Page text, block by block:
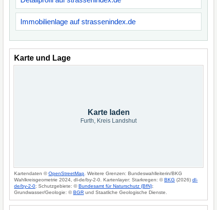
Immobilienlage auf strassenindex.de
Karte und Lage
Karte laden
Furth, Kreis Landshut
Kartendaten ©OpenStreetMap . Weitere Grenzen: Bundeswahlleiterin/BKG
Wahlkreisgeometrie 2024, dl-de/by-2-0. Kartenlayer: Starkregen: ©BKG (2026) dl-
de/by-2-0; Schutzgebiete: ©Bundesamt für Naturschutz (BfN);
Grundwasser/Geologie: ©BGR und Staatliche Geologische Dienste.